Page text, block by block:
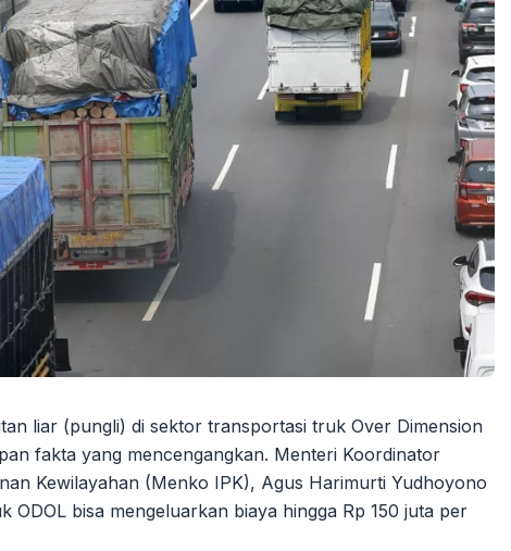
liar (pungli) di sektor transportasi truk Over Dimension
fakta yang mencengangkan. Menteri Koordinator
Kewilayahan (Menko IPK), Agus Harimurti Yudhoyono
ODOL bisa mengeluarkan biaya hingga Rp 150 juta per